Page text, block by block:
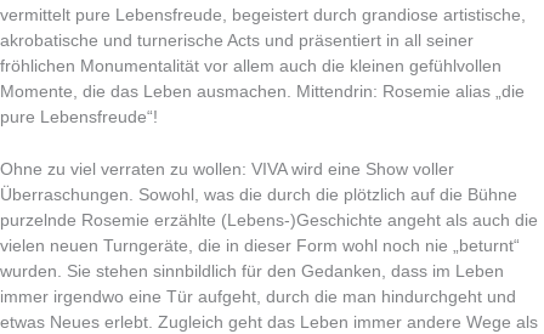
vermittelt pure Lebensfreude, begeistert durch grandiose artistische,
akrobatische und turnerische Acts und präsentiert in all seiner
fröhlichen Monumentalität vor allem auch die kleinen gefühlvollen
Momente, die das Leben ausmachen. Mittendrin: Rosemie alias „die
pure Lebensfreude“!
Ohne zu viel verraten zu wollen: VIVA wird eine Show voller
Überraschungen. Sowohl, was die durch die plötzlich auf die Bühne
purzelnde Rosemie erzählte (Lebens-)Geschichte angeht als auch die
vielen neuen Turngeräte, die in dieser Form wohl noch nie „beturnt“
wurden. Sie stehen sinnbildlich für den Gedanken, dass im Leben
immer irgendwo eine Tür aufgeht, durch die man hindurchgeht und
etwas Neues erlebt. Zugleich geht das Leben immer andere Wege als